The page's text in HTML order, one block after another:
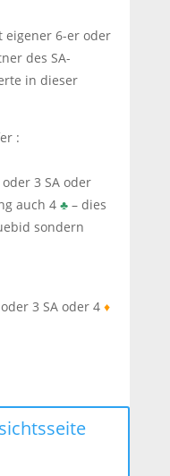
eigener 6-er oder
des SA-
in dieser
:
3 SA oder
auch 4 ♣– dies
sondern
3 SA oder 4 ♦